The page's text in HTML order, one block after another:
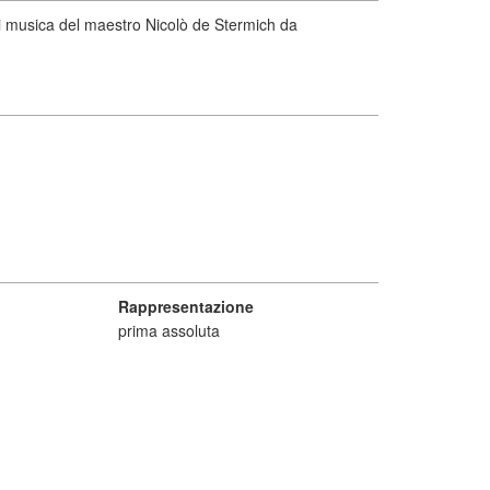
del maestro Nicolò de Stermich da
Rappresentazione
prima assoluta